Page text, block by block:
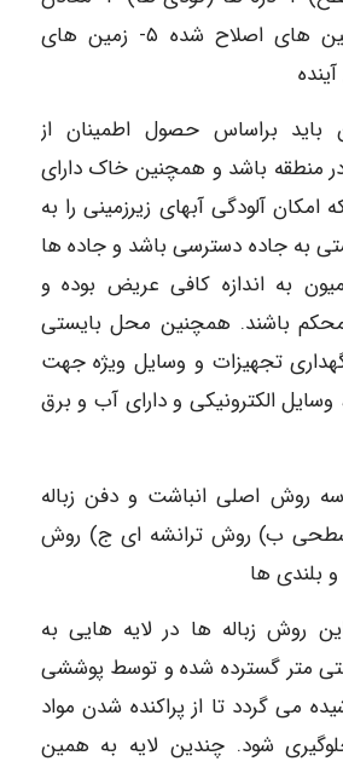
حفاری شده ۴- زمین های اصلاح شده ۵- زمین های
براساس حصول اطمینان از
منطقه باشد و همچنین خاک دارای
آلودگی آبهای زیرزمینی را به
به جاده دسترسی باشد و جاده ها
به اندازه کافی عریض بوده و
باشند. همچنین محل بایستی
تجهیزات و وسایل ویژه جهت
الکترونیکی و دارای آب و برق
سه روش اصلی انباشت و دفن زباله
ب) روش ترانشه ای ج) روش
بلندی ها
روش زباله ها در لایه هایی به
۳۰-۱۵ سانتی متر گسترده شده و توسط پوششی
می گردد تا از پراکنده شدن مواد
شود. چندین لایه به همین